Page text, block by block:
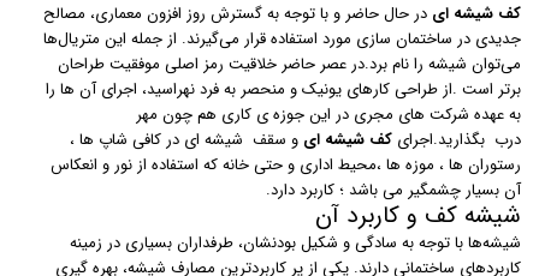
کف شیشه ای در حال حاضر و با توجه به گسترش روز افزون معماری، مصالح
جدیدی در ساختمان سازی مورد استفاده قرار می‌گیرند. از جمله این متریال‌ها
می‌توان شیشه را نام برد.در عصر حاضر خلاقیت رمز اصلی موفقیت طراحان
برتر است .از طراحی کارهای یونیک و منحصر به فرد نهراسید، اجرای آن ها را
به عهده شرکت های مجری در این جوزه ی کاری هم چون مهر
درب بگذارید.اجرای کف شیشه ای و سقف شیشه ای در کافی شاپ ها ،
رستوران ها ، موزه ها ،محیط اداری و حتی خانه که استفاده از نور و انعکاس
آن بسیار چشمگیر می باشد ؛ کاربرد دارد.
شیشه کف و کاربرد آن
شیشه‌ها با توجه به سادگی و شکیل بودنشان، طرفداران بسیاری در زمینه
کاربردهای ساختمانی دارند. یکی از پر کاربردترین مصارف شیشه، بهره گیری